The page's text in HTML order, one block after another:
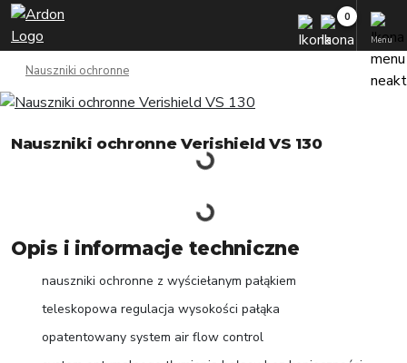
Menu
Nauszniki ochronne
Nauszniki ochronne Verishield VS 130
Opis i informacje techniczne
nauszniki ochronne z wyściełanym pałąkiem
teleskopowa regulacja wysokości pałąka
opatentowany system air flow control